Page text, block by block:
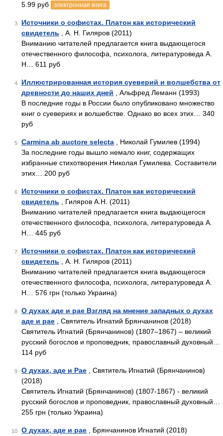
5.99 руб
электронная книга
3
Источники о софистах. Платон как исторический
свидетель , А. Н. Гиляров (2011)
Вниманию читателей предлагается книга выдающегося
отечественного философа, психолога, литературоведа А.
Н… 611 руб
4
Иллюстрированная история суеверий и волшебства от
древности до наших дней , Альфред Леманн (1993)
В последние годы в России было опубликовано множество
книг о суевериях и волшебстве. Однако во всех этих… 340
руб
5 Carmina ab auctore selecta , Николай Гумилев (1994)
За последние годы вышло немало книг, содержащих
избранные стихотворения Николая Гумилева. Составители
этих… 200 руб
6
Источники о софистах. Платон как исторический
свидетель , Гиляров А.Н. (2011)
Вниманию читателей предлагается книга выдающегося
отечественного философа, психолога, литературоведа А.
Н… 445 руб
7
Источники о софистах. Платон как исторический
свидетель , А. Н. Гиляров (2011)
Вниманию читателей предлагается книга выдающегося
отечественного философа, психолога, литературоведа А.
Н… 576 грн (только Украина)
8
О духах аде и рае Взгляд на мнение западных о духах
аде и рае , Святитель Игнатий Брянчанинов (2018)
Святитель Игнатий (Брянчанинов) (1807–1867) – великий
русский богослов и проповедник, православный духовный…
114 руб
9 О духах, аде и Рае , Святитель Игнатий (Брянчанинов)
(2018)
Святитель Игнатий (Брянчанинов) (1807-1867) - великий
русский богослов и проповедник, православный духовный…
255 грн (только Украина)
10 О духах, аде и рае , Брянчанинов Игнатий (2018)